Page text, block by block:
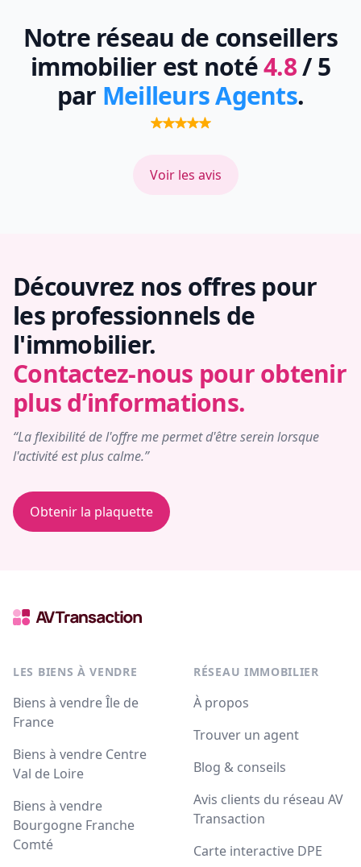
Notre réseau de conseillers
immobilier est noté4.8/ 5
par Meilleurs Agents.
Voir les avis
Découvrez nos offres pour
les professionnels de
l'immobilier.
Contactez-nous pour obtenir
plus d’informations.
“La flexibilité de l'offre me permet d'être serein lorsque
l'activité est plus calme.”
Obtenir la plaquette
LES BIENS À VENDRE
Biens à vendre Île de
France
Biens à vendre Centre
Val de Loire
Biens à vendre
Bourgogne Franche
Comté
RÉSEAU IMMOBILIER
À propos
Trouver un agent
Blog & conseils
Avis clients du réseau AV
Transaction
Carte interactive DPE